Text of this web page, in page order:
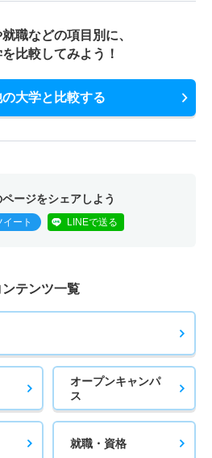
職などの項目別に、
比較してみよう！
の大学と比較する
ページをシェアしよう
イート LINEで送る
テンツ一覧
オープンキャンパ
ス
就職・資格